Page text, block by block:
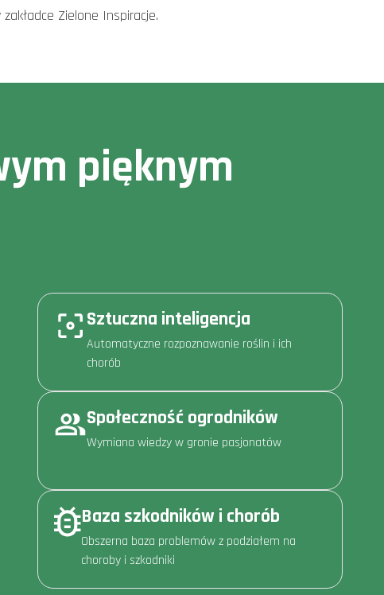
Zielone Inspiracje.
pięknym
Sztuczna inteligencja
Automatyczne rozpoznawanie roślin i ich
chorób
Społeczność ogrodników
Wymiana wiedzy w gronie pasjonatów
Baza szkodników i chorób
Obszerna baza problemów z podziałem na
choroby i szkodniki